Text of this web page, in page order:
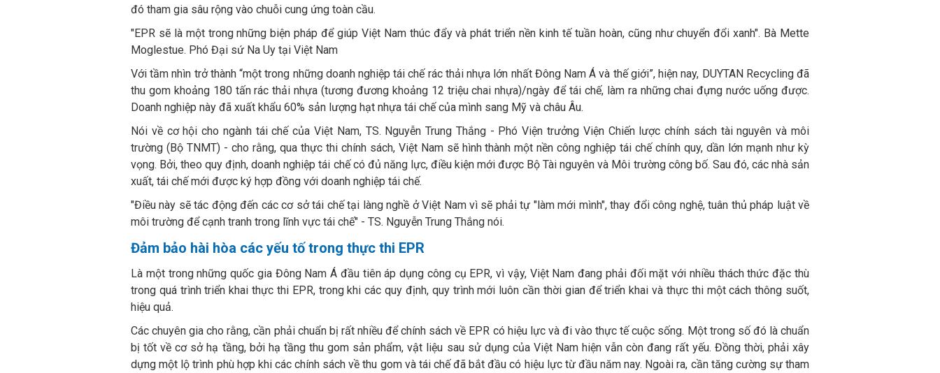
đó tham gia sâu rộng vào chuỗi cung ứng toàn cầu.
"EPR sẽ là một trong những biện pháp để giúp Việt Nam thúc đẩy và phát triển nền kinh tế tuần hoàn, cũng như chuyển đổi xanh". Bà Mette
Moglestue. Phó Đại sứ Na Uy tại Việt Nam
Với tầm nhìn trở thành “một trong những doanh nghiệp tái chế rác thải nhựa lớn nhất Đông Nam Á và thế giới”, hiện nay, DUYTAN Recycling đã
thu gom khoảng 180 tấn rác thải nhựa (tương đương khoảng 12 triệu chai nhựa)/ngày để tái chế, làm ra những chai đựng nước uống được.
Doanh nghiệp này đã xuất khẩu 60% sản lượng hạt nhựa tái chế của mình sang Mỹ và châu Âu.
Nói về cơ hội cho ngành tái chế của Việt Nam, TS. Nguyễn Trung Thắng - Phó Viện trưởng Viện Chiến lược chính sách tài nguyên và môi
trường (Bộ TNMT) - cho rằng, qua thực thi chính sách, Việt Nam sẽ hình thành một nền công nghiệp tái chế chính quy, dần lớn mạnh như kỳ
vọng. Bởi, theo quy định, doanh nghiệp tái chế có đủ năng lực, điều kiện mới được Bộ Tài nguyên và Môi trường công bố. Sau đó, các nhà sản
xuất, tái chế mới được ký hợp đồng với doanh nghiệp tái chế.
"Điều này sẽ tác động đến các cơ sở tái chế tại làng nghề ở Việt Nam vì sẽ phải tự "làm mới mình", thay đổi công nghệ, tuân thủ pháp luật về
môi trường để cạnh tranh trong lĩnh vực tái chế" - TS. Nguyễn Trung Thắng nói.
Đảm bảo hài hòa các yếu tố trong thực thi EPR
Là một trong những quốc gia Đông Nam Á đầu tiên áp dụng công cụ EPR, vì vậy, Việt Nam đang phải đối mặt với nhiều thách thức đặc thù
trong quá trình triển khai thực thi EPR, trong khi các quy định, quy trình mới luôn cần thời gian để triển khai và thực thi một cách thông suốt,
hiệu quả.
Các chuyên gia cho rằng, cần phải chuẩn bị rất nhiều để chính sách về EPR có hiệu lực và đi vào thực tế cuộc sống. Một trong số đó là chuẩn
bị tốt về cơ sở hạ tầng, bởi hạ tầng thu gom sản phẩm, vật liệu sau sử dụng của Việt Nam hiện vẫn còn đang rất yếu. Đồng thời, phải xây
dựng một lộ trình phù hợp khi các chính sách về thu gom và tái chế đã bắt đầu có hiệu lực từ đầu năm nay. Ngoài ra, cần tăng cường sự tham